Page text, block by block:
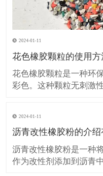
2024-01-11
花色橡胶颗粒的使用方
花色橡胶颗粒是一种环
彩色。这种颗粒无刺激
环保特性意味着它们对
放物或废弃物。同时，
会对人体健康造成危
2024-01-11
沥青改性橡胶粉的介
沥青改性橡胶粉是一种
作为改性剂添加到沥青